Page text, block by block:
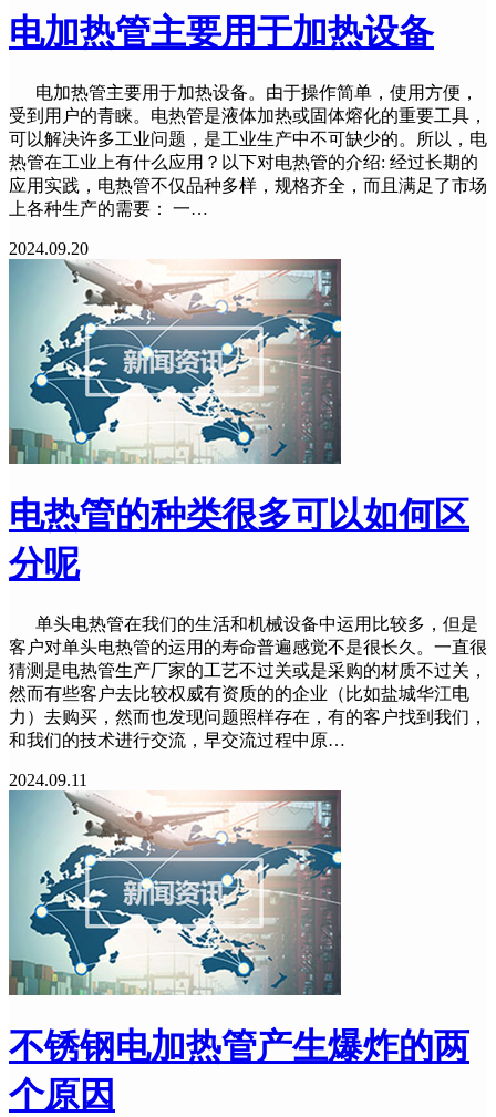
电加热管主要用于加热设备
电加热管主要用于加热设备。由于操作简单，使用方便，
受到用户的青睐。电热管是液体加热或固体熔化的重要工具，
可以解决许多工业问题，是工业生产中不可缺少的。所以，电
热管在工业上有什么应用？以下对电热管的介绍: 经过长期的
应用实践，电热管不仅品种多样，规格齐全，而且满足了市场
上各种生产的需要： 一…
2024.09.20
电热管的种类很多可以如何区
分呢
单头电热管在我们的生活和机械设备中运用比较多，但是
客户对单头电热管的运用的寿命普遍感觉不是很长久。一直很
猜测是电热管生产厂家的工艺不过关或是采购的材质不过关，
然而有些客户去比较权威有资质的的企业（比如盐城华江电
力）去购买，然而也发现问题照样存在，有的客户找到我们，
和我们的技术进行交流，早交流过程中原…
2024.09.11
不锈钢电加热管产生爆炸的两
个原因